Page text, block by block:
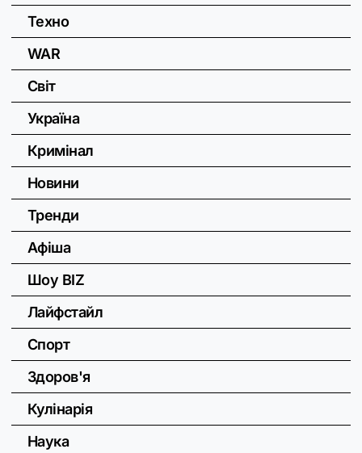
Техно
WAR
Світ
Україна
Кримінал
Новини
Тренди
Афіша
Шоу BIZ
Лайфстайл
Спорт
Здоров'я
Кулінарія
Наука